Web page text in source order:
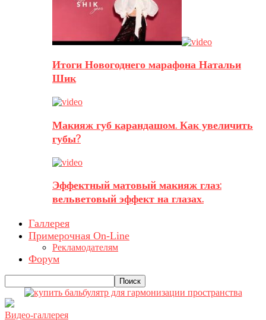
Итоги Новогоднего марафона Натальи
Шик
Макияж губ карандашом. Как увеличить
губы?
Эффектный матовый макияж глаз:
вельветовый эффект на глазах.
Галлерея
Примерочная On-Line
Рекламодателям
Форум
Видео-галлерея